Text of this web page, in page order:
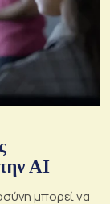
AI
μπορεί να